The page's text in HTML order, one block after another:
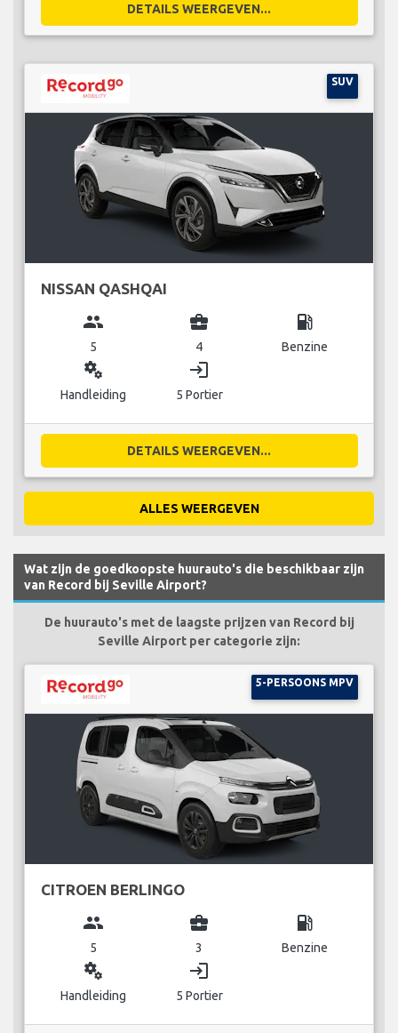
DETAILS WEERGEVEN...
SUV
NISSAN QASHQAI
group
5
business_center
4
local_gas_station
Benzine
miscellaneous_services
Handleiding
login
5 Portier
DETAILS WEERGEVEN...
ALLES WEERGEVEN
Wat zijn de goedkoopste huurauto's die beschikbaar zijn
van Record bij Seville Airport?
De huurauto's met de laagste prijzen van Record bij
Seville Airport per categorie zijn:
5-PERSOONS MPV
CITROEN BERLINGO
group
5
business_center
3
local_gas_station
Benzine
miscellaneous_services
Handleiding
login
5 Portier